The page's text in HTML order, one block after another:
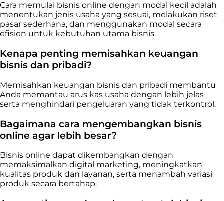
Cara memulai bisnis online dengan modal kecil adalah
menentukan jenis usaha yang sesuai, melakukan riset
pasar sederhana, dan menggunakan modal secara
efisien untuk kebutuhan utama bisnis.
Kenapa penting memisahkan keuangan
bisnis dan pribadi?
Memisahkan keuangan bisnis dan pribadi membantu
Anda memantau arus kas usaha dengan lebih jelas
serta menghindari pengeluaran yang tidak terkontrol.
Bagaimana cara mengembangkan bisnis
online agar lebih besar?
Bisnis online dapat dikembangkan dengan
memaksimalkan digital marketing, meningkatkan
kualitas produk dan layanan, serta menambah variasi
produk secara bertahap.